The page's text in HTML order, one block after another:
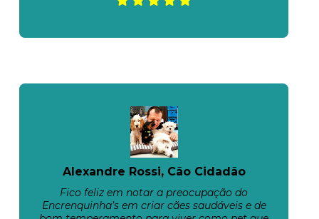
Alexandre Rossi, Cão Cidadão
Fico feliz em notar a preocupação do
Encrenquinha’s em criar cães saudáveis e de